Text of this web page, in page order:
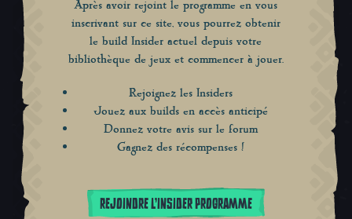
Après avoir rejoint le programme en vous
inscrivant sur ce site, vous pourrez obtenir
le build Insider actuel depuis votre
bibliothèque de jeux et commencer à jouer.
Rejoignez les Insiders
Jouez aux builds en accès anticipé
Donnez votre avis sur le forum
Gagnez des récompenses !
REJOINDRE L'INSIDER PROGRAMME